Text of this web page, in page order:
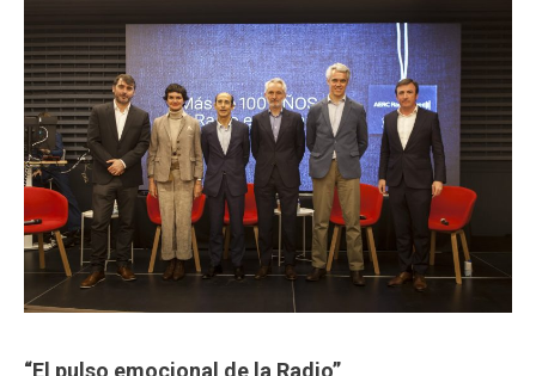
“El pulso emocional de la Radio”